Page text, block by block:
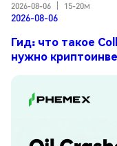
2026-08-06
15-20м
2026-08-06
Гид: что такое
нужно